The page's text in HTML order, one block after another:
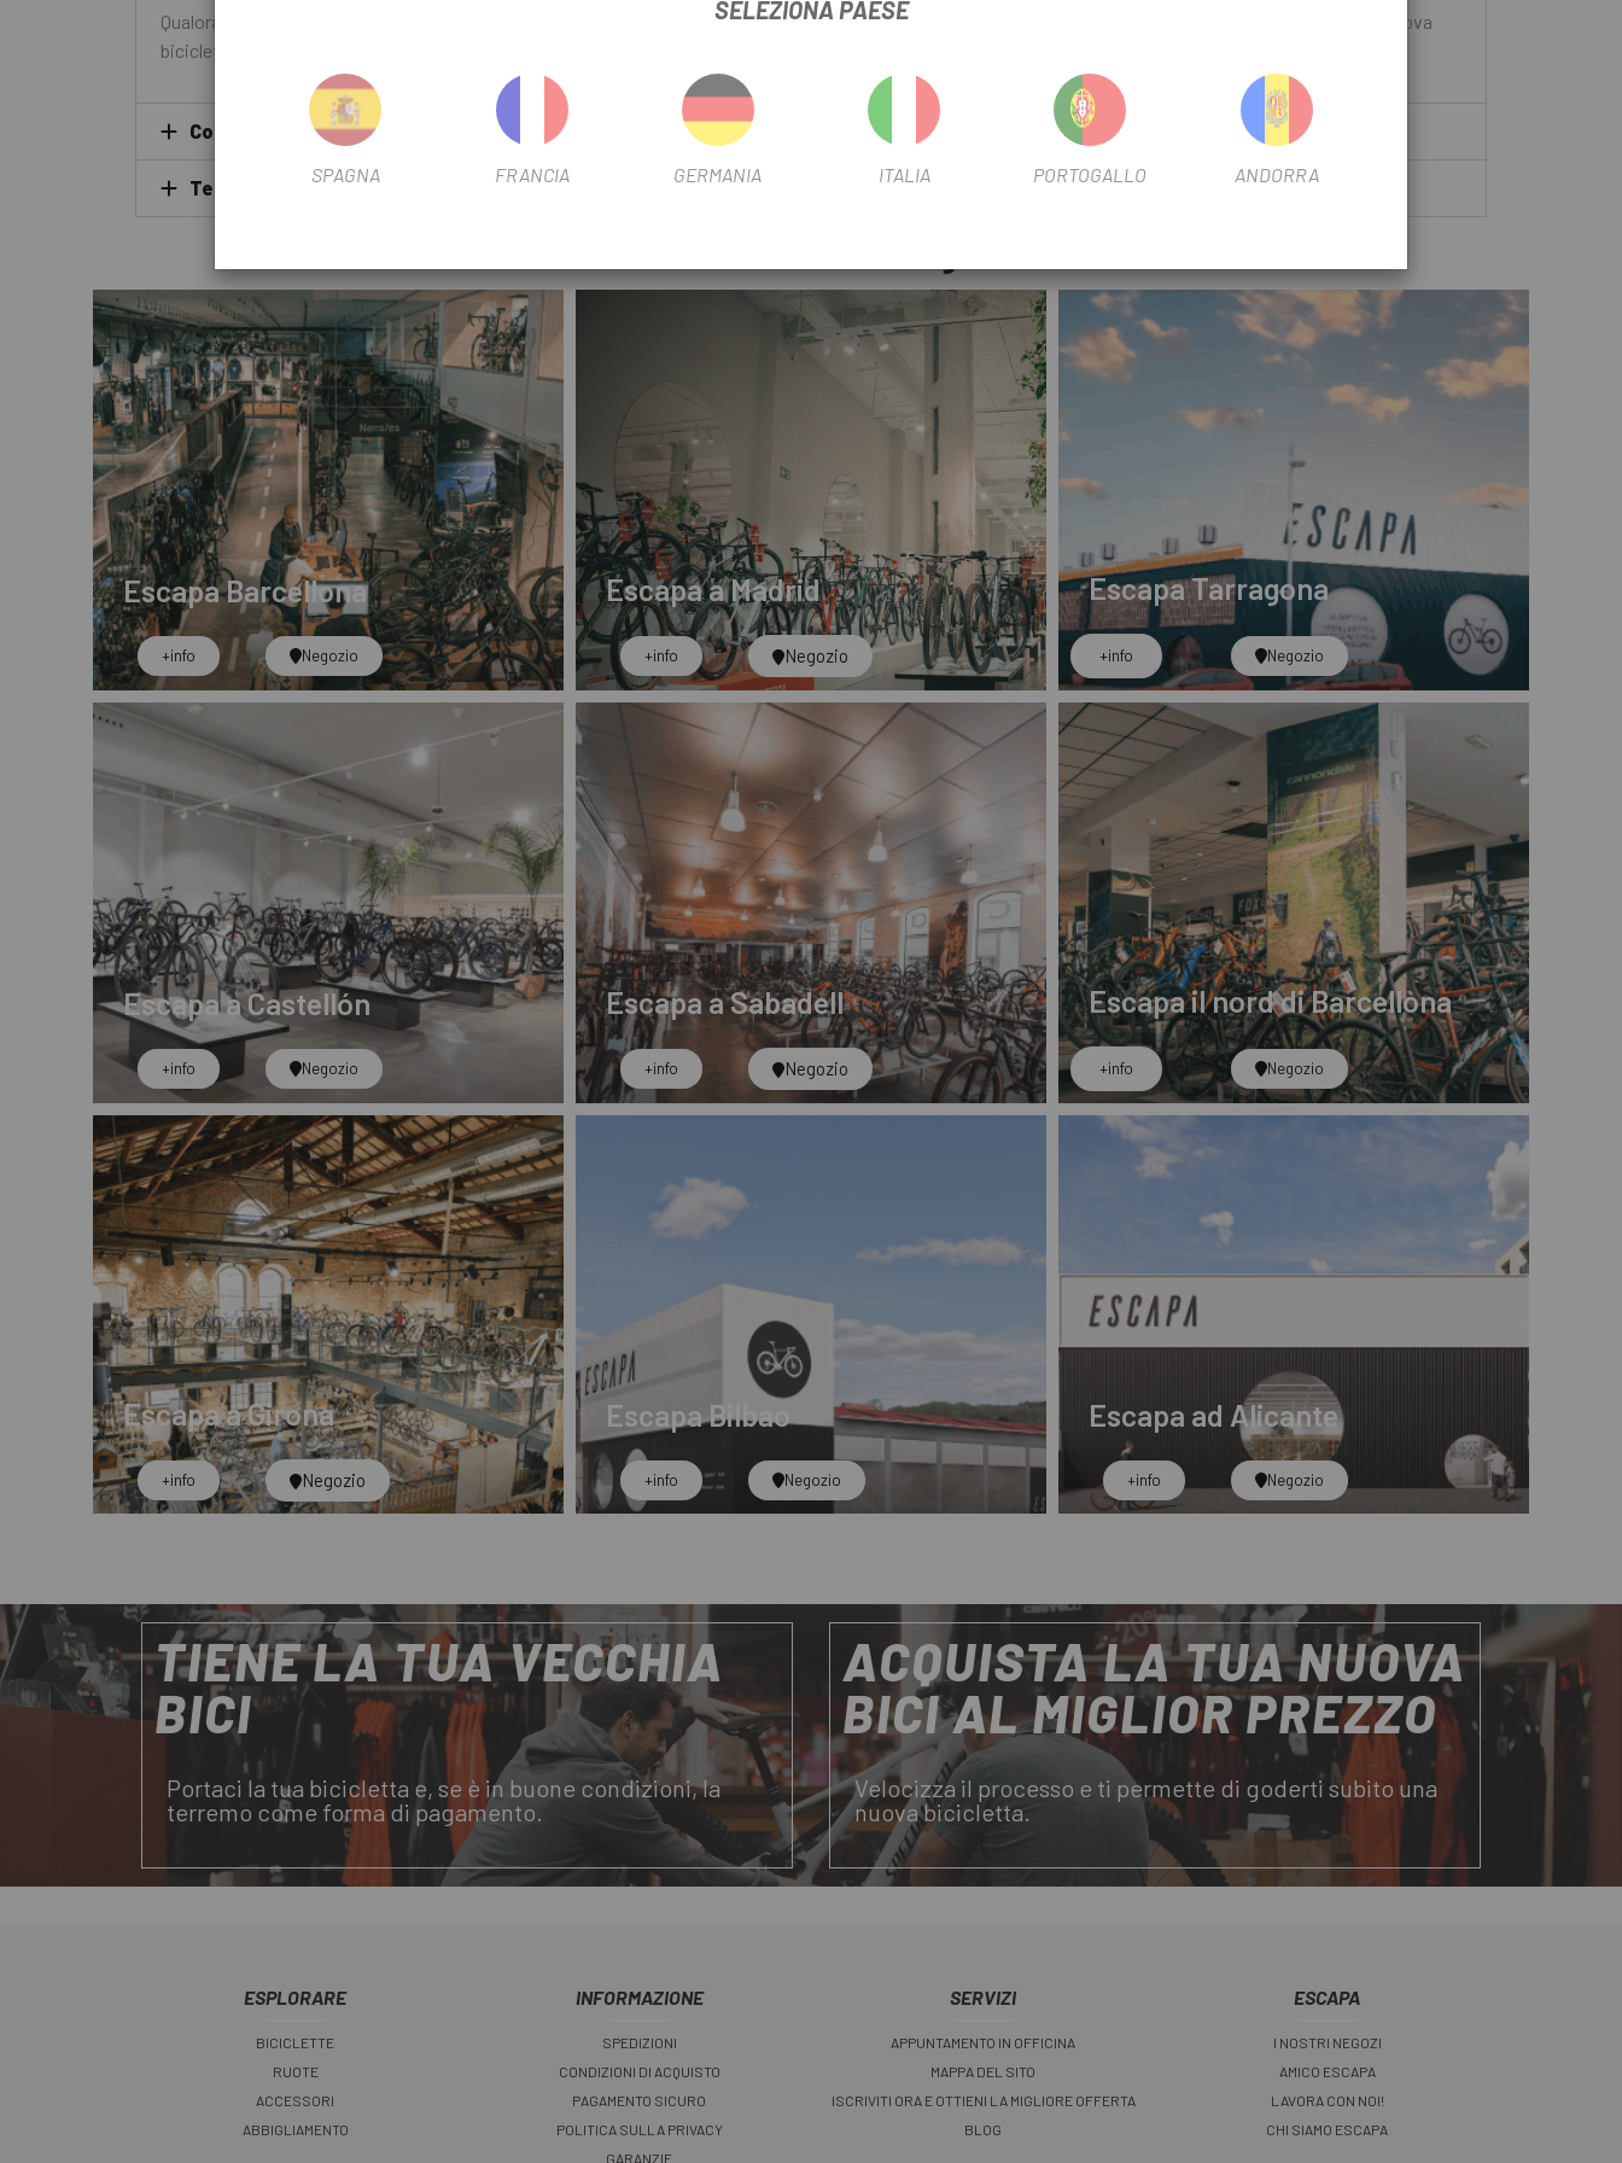
Qualora la valutazione della bicicletta venga accettata e, una volta verificate le sue condizioni, verrà effettuato un accredito sulla fattura di acquisto della nuova
bicicletta per l'importo valutato.
Come posso avviare la procedura per il Piano di Ristrutturazione?
Termini e condizioni del piano di ristrutturazione
Escapa Barcellona
+info Negozio
Escapa a Madrid
+info Negozio
Escapa Tarragona
+info Negozio
Escapa a Castellón
+info Negozio
Escapa a Sabadell
+info Negozio
Escapa il nord di Barcellona
+info Negozio
Escapa a Girona
+info Negozio
Escapa Bilbao
+info Negozio
Escapa ad Alicante
+info Negozio
TIENE LA TUA VECCHIA
BICI
Portaci la tua bicicletta e, se è in buone condizioni, la
terremo come forma di pagamento.
ACQUISTA LA TUA NUOVA
BICI AL MIGLIOR PREZZO
Velocizza il processo e ti permette di goderti subito una
nuova bicicletta.
ESPLORARE
BICICLETTE
RUOTE
ACCESSORI
ABBIGLIAMENTO
INFORMAZIONE
SPEDIZIONI
CONDIZIONI DI ACQUISTO
PAGAMENTO SICURO
POLITICA SULLA PRIVACY
GARANZIE
SERVIZI
APPUNTAMENTO IN OFFICINA
MAPPA DEL SITO
ISCRIVITI ORA E OTTIENI LA MIGLIORE OFFERTA
BLOG
ESCAPA
I NOSTRI NEGOZI
AMICO ESCAPA
LAVORA CON NOI!
CHI SIAMO ESCAPA
SELEZIONA PAESE
SPAGNA FRANCIA GERMANIA ITALIA PORTOGALLO ANDORRA